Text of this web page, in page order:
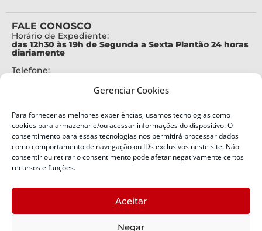
Gerenciar Cookies
Para fornecer as melhores experiências, usamos tecnologias como
cookies para armazenar e/ou acessar informações do dispositivo. O
consentimento para essas tecnologias nos permitirá processar dados
como comportamento de navegação ou IDs exclusivos neste site. Não
consentir ou retirar o consentimento pode afetar negativamente certos
recursos e funções.
Aceitar
Negar
FALE CONOSCO
Horário de Expediente:
das 12h30 às 19h de Segunda a Sexta Plantão 24 horas
diariamente
Telefone:
Alertas Defesa Civil:
SMS 40199
ENDEREÇO
Defesa Civil do Estado de Santa Catarina
Bairro:
Capoeiras, Florianópolis, SC